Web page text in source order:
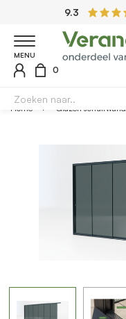
9.3
MENU
0
Home Glazen schuifwand